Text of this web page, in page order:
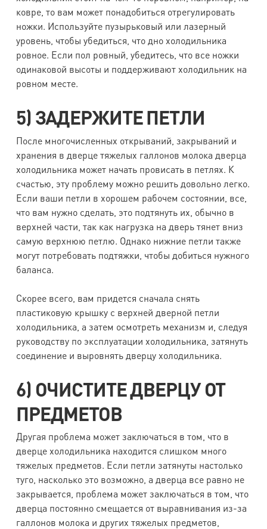
ковре, то вам может понадобиться отрегулировать
ножки. Используйте пузырьковый или лазерный
уровень, чтобы убедиться, что дно холодильника
ровное. Если пол ровный, убедитесь, что все ножки
одинаковой высоты и поддерживают холодильник на
ровном месте.
5) ЗАДЕРЖИТЕ ПЕТЛИ
После многочисленных открываний, закрываний и
хранения в дверце тяжелых галлонов молока дверца
холодильника может начать провисать в петлях. К
счастью, эту проблему можно решить довольно легко.
Если ваши петли в хорошем рабочем состоянии, все,
что вам нужно сделать, это подтянуть их, обычно в
верхней части, так как нагрузка на дверь тянет вниз
самую верхнюю петлю. Однако нижние петли также
могут потребовать подтяжки, чтобы добиться нужного
баланса.
Скорее всего, вам придется сначала снять
пластиковую крышку с верхней дверной петли
холодильника, а затем осмотреть механизм и, следуя
руководству по эксплуатации холодильника, затянуть
соединение и выровнять дверцу холодильника.
6) ОЧИСТИТЕ ДВЕРЦУ ОТ
ПРЕДМЕТОВ
Другая проблема может заключаться в том, что в
дверце холодильника находится слишком много
тяжелых предметов. Если петли затянуты настолько
туго, насколько это возможно, а дверца все равно не
закрывается, проблема может заключаться в том, что
дверца постоянно смещается от выравнивания из-за
галлонов молока и других тяжелых предметов,